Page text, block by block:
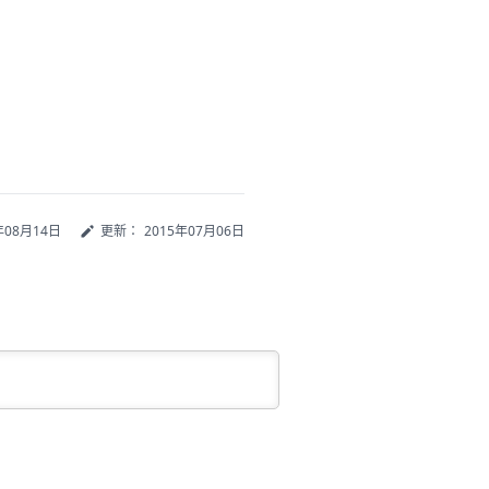
月14日 更新： 2015年07月06日